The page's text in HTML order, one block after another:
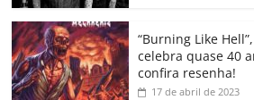
o
“Burning Like
celebra quase 40
confira resenha!
17 de abril de 2023